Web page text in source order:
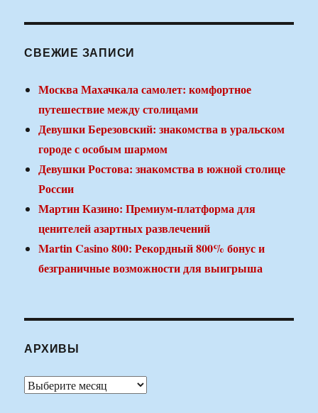
СВЕЖИЕ ЗАПИСИ
Москва Махачкала самолет: комфортное
путешествие между столицами
Девушки Березовский: знакомства в уральском
городе с особым шармом
Девушки Ростова: знакомства в южной столице
России
Мартин Казино: Премиум-платформа для
ценителей азартных развлечений
Martin Casino 800: Рекордный 800% бонус и
безграничные возможности для выигрыша
АРХИВЫ
Архивы